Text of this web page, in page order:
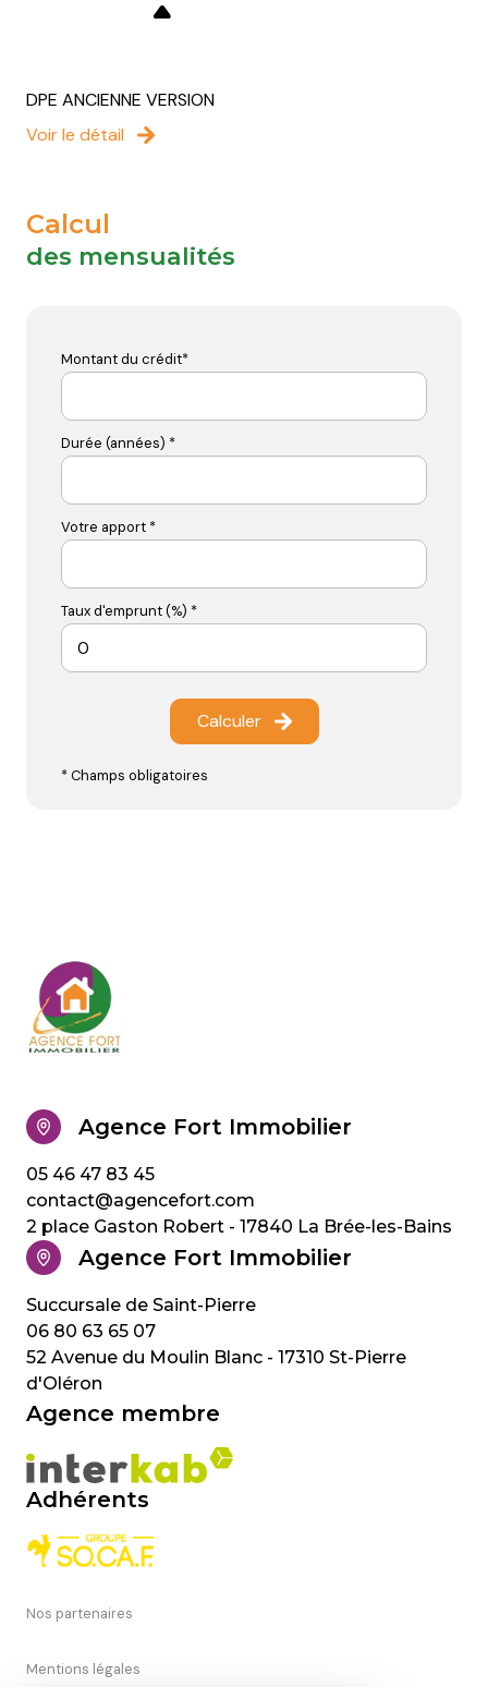
DPE ANCIENNE VERSION
Voir le détail
Calcul
des mensualités
Montant du crédit*
Durée (années) *
Votre apport *
Taux d'emprunt (%) *
Calculer
* Champs obligatoires
Agence Fort Immobilier
05 46 47 83 45
contact@agencefort.com
2 place Gaston Robert - 17840 La Brée-les-Bains
Agence Fort Immobilier
06 80 63 65 07
52 Avenue du Moulin Blanc - 17310 St-Pierre
d'Oléron
Agence membre
Adhérents
Nos partenaires
Mentions légales